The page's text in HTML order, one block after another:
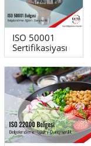
ISO 50001
Sertifikasiyası